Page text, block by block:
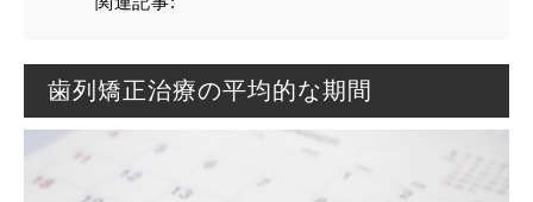
歯列矯正治療の平均的な期間